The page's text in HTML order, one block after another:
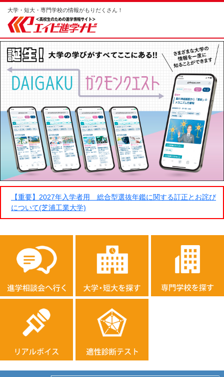
大学・短大・専門学校の情報がもりだくさん！
【重要】2027年入学者用 総合型選抜年鑑に関する訂正とお詫び
について(芝浦工業大学)